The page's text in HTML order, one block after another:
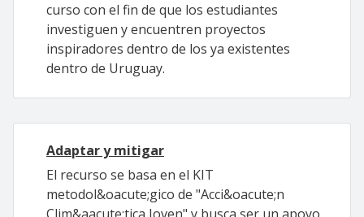
curso con el fin de que los estudiantes
investiguen y encuentren proyectos
inspiradores dentro de los ya existentes
dentro de Uruguay.
Adaptar y mitigar
El recurso se basa en el KIT
metodol&oacute;gico de "Acci&oacute;n